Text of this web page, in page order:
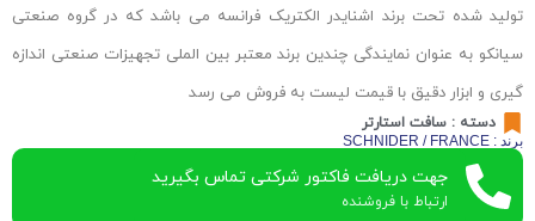
تولید شده تحت برند اشنایدر الکتریک فرانسه می باشد که در گروه صنعتی
سیانکو به عنوان نمایندگی چندین برند معتبر بین الملی تجهیزات صنعتی اندازه
گیری و ابزار دقیق با قیمت لیست به فروش می رسد
دسته : سافت استارتر
برند : SCHNIDER / FRANCE
جهت دریافت فاکتور شرکتی تماس بگیرید
ارتباط با فروشنده